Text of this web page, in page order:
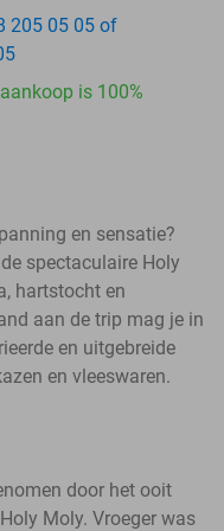
205 05 05 of
is 100%
en sensatie?
spectaculaire Holy
hartstocht en
aan de trip mag je in
en uitgebreide
en vleeswaren.
door het ooit
Moly. Vroeger was